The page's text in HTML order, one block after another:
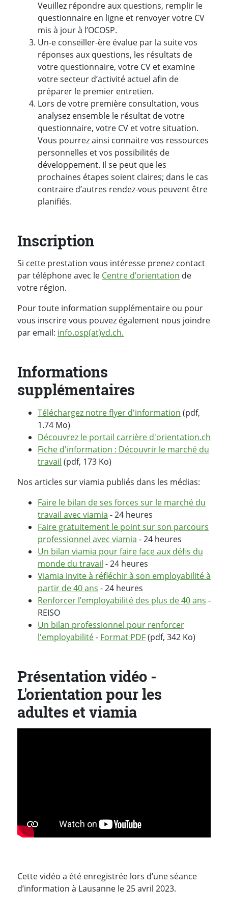
Veuillez répondre aux questions, remplir le
questionnaire en ligne et renvoyer votre CV
mis à jour à l’OCOSP.
Un-e conseiller-ère évalue par la suite vos
réponses aux questions, les résultats de
votre questionnaire, votre CV et examine
votre secteur d’activité actuel afin de
préparer le premier entretien.
Lors de votre première consultation, vous
analysez ensemble le résultat de votre
questionnaire, votre CV et votre situation.
Vous pourrez ainsi connaitre vos ressources
personnelles et vos possibilités de
développement. Il se peut que les
prochaines étapes soient claires; dans le cas
contraire d’autres rendez-vous peuvent être
planifiés.
Inscription
Si cette prestation vous intéresse prenez contact
par téléphone avec le Centre d’orientation de
votre région.
Pour toute information supplémentaire ou pour
vous inscrire vous pouvez également nous joindre
par email: info.osp(at)vd.ch.
Informations
supplémentaires
Téléchargez notre flyer d'information (pdf,
1.74 Mo)
Découvrez le portail carrière d'orientation.ch
Fiche d'information : Découvrir le marché du
travail (pdf, 173 Ko)
Nos articles sur viamia publiés dans les médias:
Faire le bilan de ses forces sur le marché du
travail avec viamia - 24 heures
Faire gratuitement le point sur son parcours
professionnel avec viamia - 24 heures
Un bilan viamia pour faire face aux défis du
monde du travail - 24 heures
Viamia invite à réfléchir à son employabilité à
partir de 40 ans - 24 heures
Renforcer l’employabilité des plus de 40 ans -
REISO
Un bilan professionnel pour renforcer
l'employabilité- Format PDF(pdf, 342 Ko)
Présentation vidéo -
L'orientation pour les
adultes et viamia
Cette vidéo a été enregistrée lors d’une séance
d’information à Lausanne le 25 avril 2023.